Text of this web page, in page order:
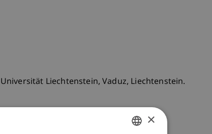
Liechtenstein, Vaduz, Liechtenstein.
×